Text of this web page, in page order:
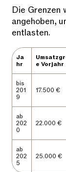
Die Grenzen
angehoben,
entlasten.
Ja
hr
e Vorjahr
bis
201
9
17.500 €
ab
202
0
22.000 €
ab
202
5
25.000 €